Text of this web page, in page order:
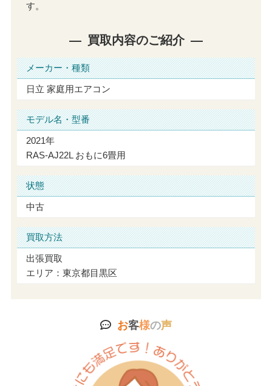
す。
買取内容のご紹介
メーカー・種類
日立 家庭用エアコン
モデル名・型番
2021年
RAS-AJ22L おもに6畳用
状態
中古
買取方法
出張買取
エリア：東京都目黒区
お客様の声